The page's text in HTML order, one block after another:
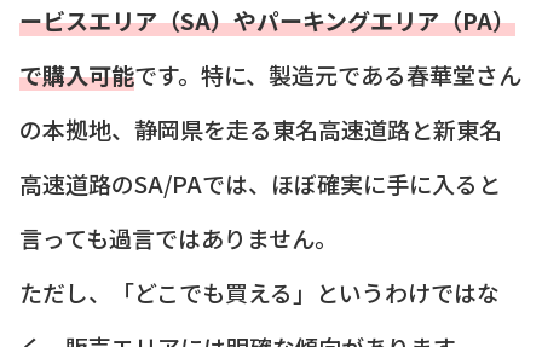
ービスエリア（SA）やパーキングエリア（PA）
で購入可能です。特に、製造元である春華堂さん
の本拠地、静岡県を走る東名高速道路と新東名
高速道路のSA/PAでは、ほぼ確実に手に入ると
言っても過言ではありません。
ただし、「どこでも買える」というわけではな